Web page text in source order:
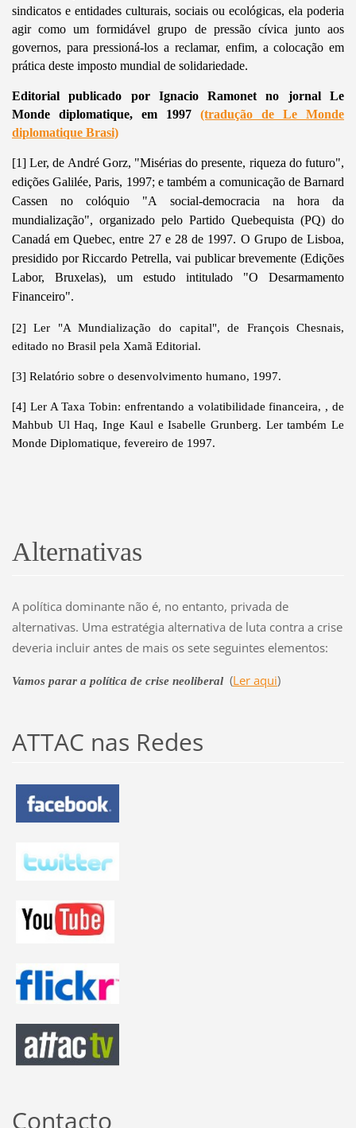
sindicatos e entidades culturais, sociais ou ecológicas, ela poderia
agir como um formidável grupo de pressão cívica junto aos
governos, para pressioná-los a reclamar, enfim, a colocação em
prática deste imposto mundial de solidariedade.
Editorial publicado por Ignacio Ramonet no jornal Le
Monde diplomatique, em 1997(tradução de Le Monde
diplomatique Brasi)
[1] Ler, de André Gorz, "Misérias do presente, riqueza do futuro",
edições Galilée, Paris, 1997; e também a comunicação de Barnard
Cassen no colóquio "A social-democracia na hora da
mundialização", organizado pelo Partido Quebequista (PQ) do
Canadá em Quebec, entre 27 e 28 de 1997. O Grupo de Lisboa,
presidido por Riccardo Petrella, vai publicar brevemente (Edições
Labor, Bruxelas), um estudo intitulado "O Desarmamento
Financeiro".
[2] Ler "A Mundialização do capital", de François Chesnais,
editado no Brasil pela Xamã Editorial.
[3] Relatório sobre o desenvolvimento humano, 1997.
[4] Ler A Taxa Tobin: enfrentando a volatibilidade financeira, , de
Mahbub Ul Haq, Inge Kaul e Isabelle Grunberg. Ler também Le
Monde Diplomatique, fevereiro de 1997.
Alternativas
A política dominante não é, no entanto, privada de
alternativas. Uma estratégia alternativa de luta contra a crise
deveria incluir antes de mais os sete seguintes elementos:
Vamos parar a política de crise neoliberal (Ler aqui)
ATTAC nas Redes
Contacto